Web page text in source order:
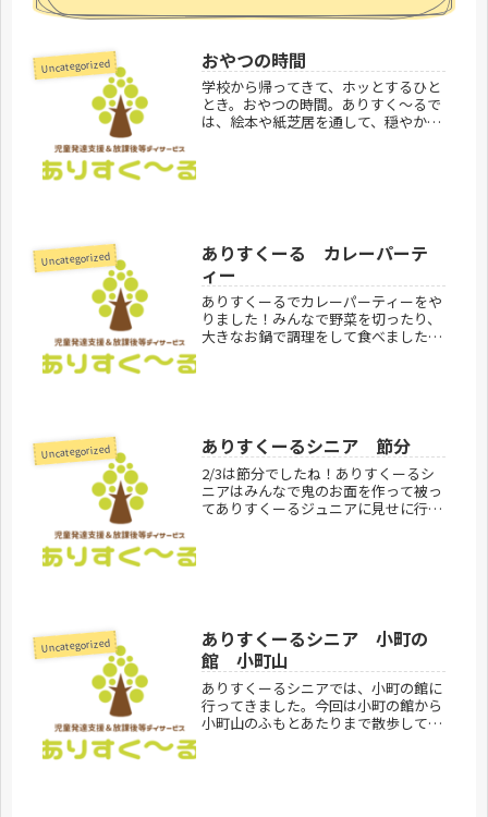
Uncategorized おやつの時間
学校から帰ってきて、ホッとするひと
とき。おやつの時間。ありすく～るで
は、絵本や紙芝居を通して、穏やかな
Uncategorized
ありすくーる カレーパーテ
ィー
ありすくーるでカレーパーティーをや
りました！みんなで野菜を切ったり、
大きなお鍋で調理をして食べました！
Uncategorized ありすくーるシニア 節分
2/3は節分でしたね！ありすくーるシ
ニアはみんなで鬼のお面を作って被っ
てありすくーるジュニアに見せに行っ
Uncategorized
ありすくーるシニア 小町の
館 小町山
ありすくーるシニアでは、小町の館に
行ってきました。今回は小町の館から
小町山のふもとあたりまで散歩して花